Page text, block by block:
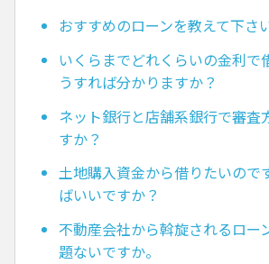
おすすめのローンを教えて下さい
いくらまでどれくらいの金利で
うすれば分かりますか？
ネット銀行と店舗系銀行で審査
すか？
土地購入資金から借りたいので
ばいいですか？
不動産会社から斡旋されるロー
題ないですか。